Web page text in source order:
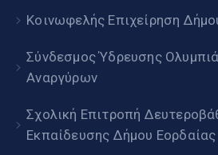
Κοινωφελής Επιχείρηση
Σύνδεσμος Ύδρευσης
Αναργύρων
Σχολική Επιτροπή
Εκπαίδευσης Δήμου Εορδαίας